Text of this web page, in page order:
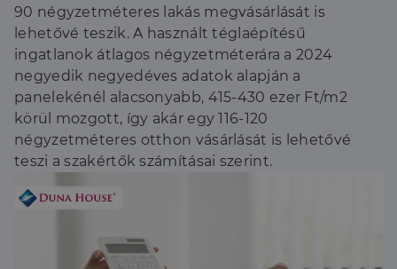
90 négyzetméteres lakás megvásárlását is
lehetővé teszik. A használt téglaépítésű
ingatlanok átlagos négyzetméterára a 2024
negyedik negyedéves adatok alapján a
panelekénél alacsonyabb, 415-430 ezer Ft/m2
körül mozgott, így akár egy 116-120
négyzetméteres otthon vásárlását is lehetővé
teszi a szakértők számításai szerint.